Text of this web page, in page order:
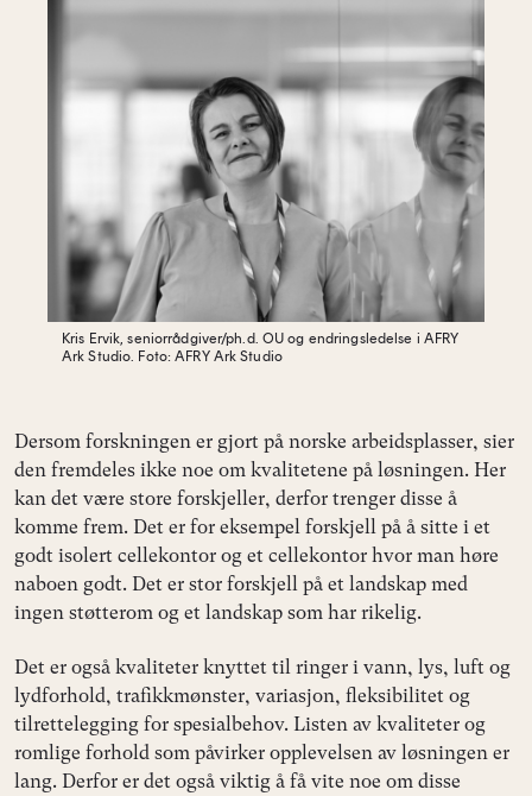
Kris Ervik, seniorrådgiver/ph.d. OU og endringsledelse i AFRY
Ark Studio. Foto: AFRY Ark Studio
Dersom forskningen er gjort på norske arbeidsplasser, sier
den fremdeles ikke noe om kvalitetene på løsningen. Her
kan det være store forskjeller, derfor trenger disse å
komme frem. Det er for eksempel forskjell på å sitte i et
godt isolert cellekontor og et cellekontor hvor man høre
naboen godt. Det er stor forskjell på et landskap med
ingen støtterom og et landskap som har rikelig.
Det er også kvaliteter knyttet til ringer i vann, lys, luft og
lydforhold, trafikkmønster, variasjon, fleksibilitet og
tilrettelegging for spesialbehov. Listen av kvaliteter og
romlige forhold som påvirker opplevelsen av løsningen er
lang. Derfor er det også viktig å få vite noe om disse